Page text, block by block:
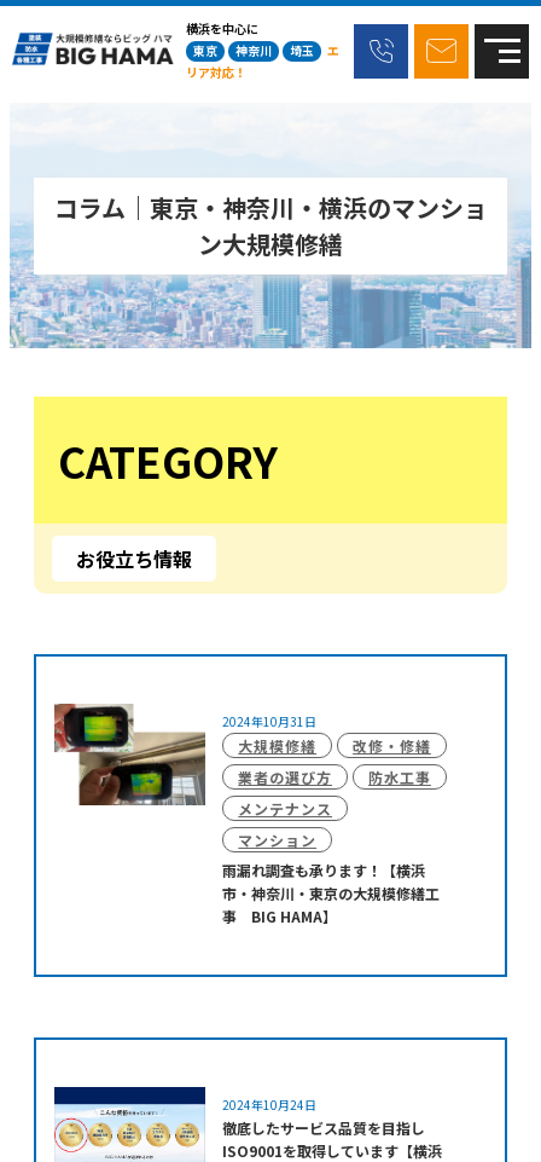
横浜を中心に
東京
神奈川 埼玉
エ
リア対応！
コラム｜東京・神奈川・横浜のマンショ
ン大規模修繕
CATEGORY
お役立ち情報
2024年10月31日
大規模修繕
改修・修繕
業者の選び方
防水工事
メンテナンス
マンション
雨漏れ調査も承ります！【横浜
市・神奈川・東京の大規模修繕工
事 BIG HAMA】
2024年10月24日
徹底したサービス品質を目指し
ISO9001を取得しています【横浜